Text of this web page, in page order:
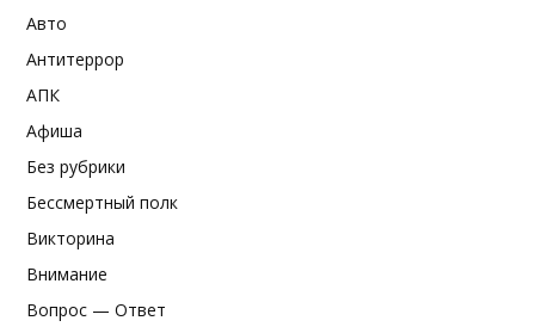
Авто
Антитеррор
АПК
Афиша
Без рубрики
Бессмертный полк
Викторина
Внимание
Вопрос — Ответ